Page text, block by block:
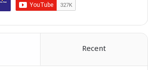
Recent